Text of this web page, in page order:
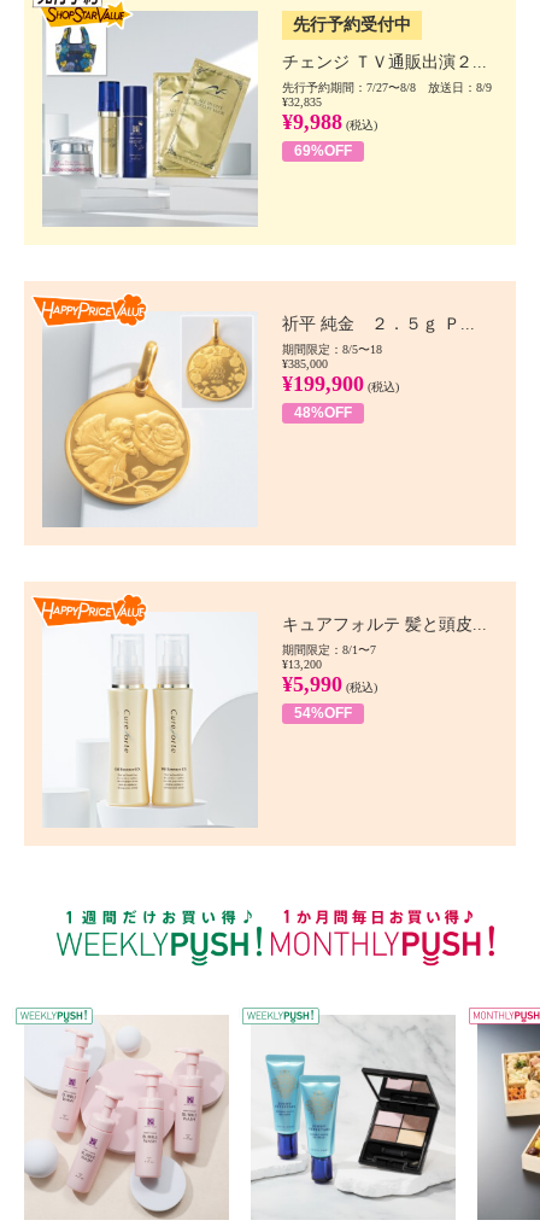
先行予約受付中
チェンジ ＴＶ通販出演２...
先行予約期間：7/27〜8/8 放送日：8/9
¥32,835
¥9,988 (税込)
69%OFF
祈平 純金 ２．５ｇ Ｐ...
期間限定：8/5〜18
¥385,000
¥199,900 (税込)
48%OFF
キュアフォルテ 髪と頭皮...
期間限定：8/1〜7
¥13,200
¥5,990 (税込)
54%OFF
WEEKLY PUSH